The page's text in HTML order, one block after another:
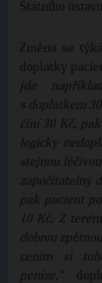
Státního
Změna se
doplatky
jde
s doplatkem
činí 30 Kč,
logicky
stejnou
započitatelný
pak pacient
10 Kč. Z
dobrou
cením si
peníze,“